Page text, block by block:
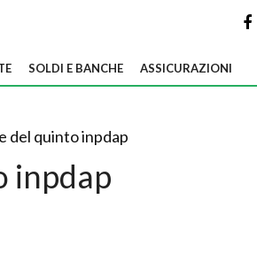
SOLDI E BANCHE ASSICURAZIONI
del quinto inpdap
inpdap